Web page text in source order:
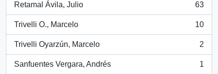
Retamal Ávila, Julio
, 63 resultados
63
Trivelli O., Marcelo
, 10 resultados
10
Trivelli Oyarzún, Marcelo
, 2 resultados
2
Sanfuentes Vergara, Andrés
, 1 resultados
1